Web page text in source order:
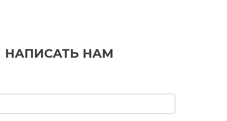
НАПИСАТЬ НАМ